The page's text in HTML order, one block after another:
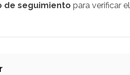
de seguimiento para verificar